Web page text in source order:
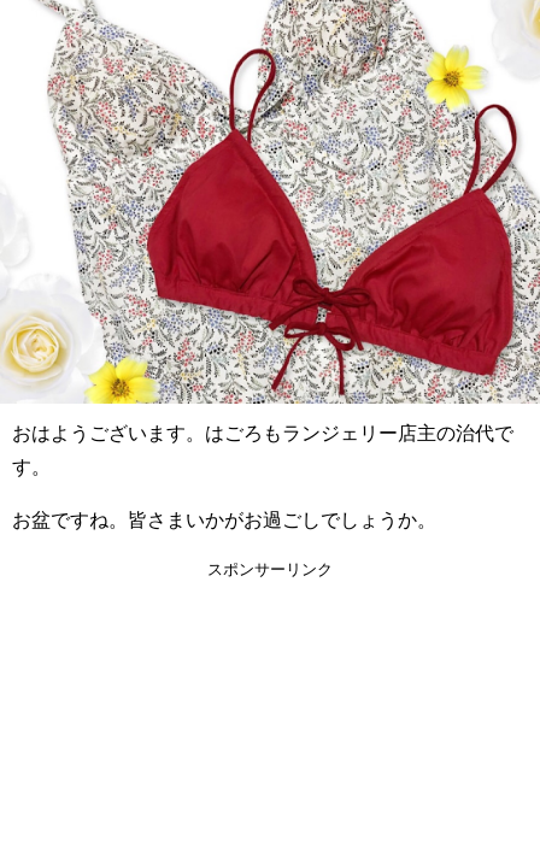
おはようございます。はごろもランジェリー店主の治代で
す。
お盆ですね。皆さまいかがお過ごしでしょうか。
スポンサーリンク